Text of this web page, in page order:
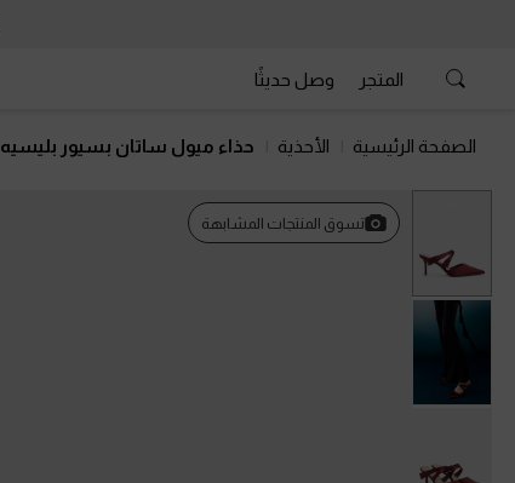
المتجر وصل حديثًا
الصفحة الرئيسية الأحذية حذاء ميول ساتان بسيور بليسيه
تسوق المنتجات المشابهة